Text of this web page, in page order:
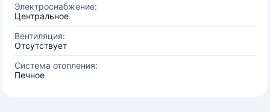
Электроснабжение:
Центральное
Вентиляция:
Отсутствует
Система отопления:
Печное